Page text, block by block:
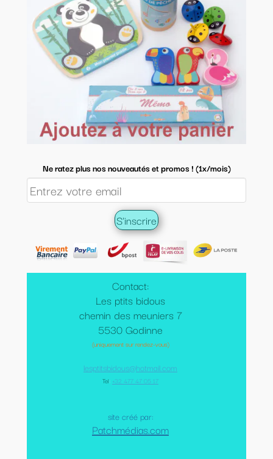
Contact:
Les ptits bidous
chemin des meuniers 7
5530 Godinne
(uniquement sur rendez-vous)
lesptitsbidous@hotmail.com
Tel: +32 477 47 05 17
site créé par:
Patchmédias.com
Ne ratez plus nos nouveautés et promos ! (1x/mois)